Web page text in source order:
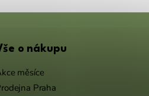
o nákupu
měsíce
Praha